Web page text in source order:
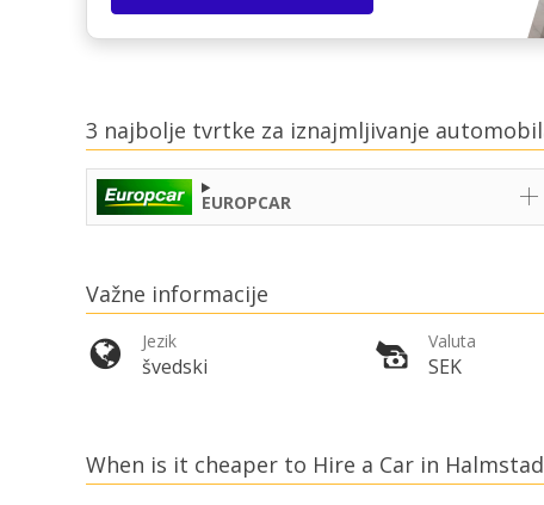
3 najbolje tvrtke za iznajmljivanje
EUROPCAR
Važne informacije
Jezik
švedski
Valuta
SEK
When is it cheaper to Hire a Car in